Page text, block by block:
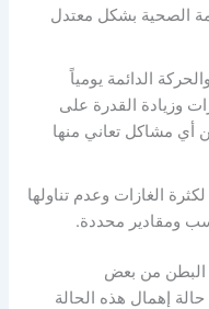
الصحية بشكل معتدل
الدائمة يومياً
وزيادة القدرة على
أي مشاكل تعاني منها
الغازات وعدم تناولها
ومقادير محددة.
البطن من بعض
إهمال هذه الحالة